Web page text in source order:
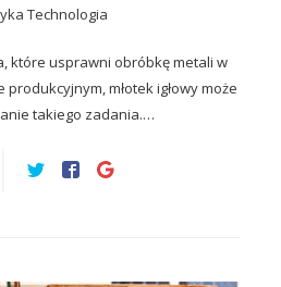
Technologia
które usprawni obróbkę metali w
młotek igłowy może
takiego zadania.…